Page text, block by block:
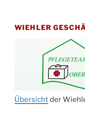
12 Uhr
Afterwork-
Kirche
WIEHLER
Übersichtder